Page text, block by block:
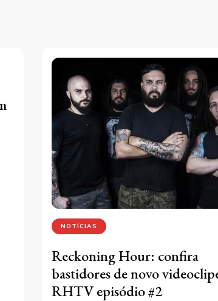
NOTÍCIAS
Reckoning Hour: confira
bastidores de novo
RHTV episódio #2